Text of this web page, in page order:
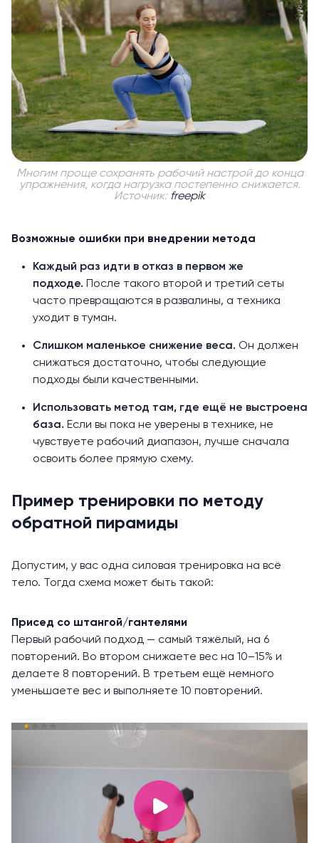
Многим проще сохранять рабочий настрой до конца
упражнения, когда нагрузка постепенно снижается.
Источник: freepik
Возможные ошибки при внедрении метода
Каждый раз идти в отказ в первом же
подходе. После такого второй и третий сеты
часто превращаются в развалины, а техника
уходит в туман.
Слишком маленькое снижение веса. Он должен
снижаться достаточно, чтобы следующие
подходы были качественными.
Использовать метод там, где ещё не выстроена
база. Если вы пока не уверены в технике, не
чувствуете рабочий диапазон, лучше сначала
освоить более прямую схему.
Пример тренировки по методу
обратной пирамиды
Допустим, у вас одна силовая тренировка на всё
тело. Тогда схема может быть такой:
Присед со штангой/гантелями
Первый рабочий подход — самый тяжёлый, на 6
повторений. Во втором снижаете вес на 10–15% и
делаете 8 повторений. В третьем ещё немного
уменьшаете вес и выполняете 10 повторений.